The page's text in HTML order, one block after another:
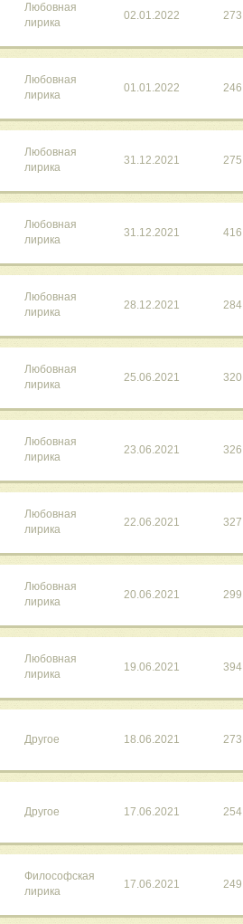
Любовная
лирика
02.01.2022 273
Любовная
лирика
01.01.2022 246
Любовная
лирика
31.12.2021 275
Любовная
лирика
31.12.2021 416
Любовная
лирика
28.12.2021 284
Любовная
лирика
25.06.2021 320
Любовная
лирика
23.06.2021 326
Любовная
лирика
22.06.2021 327
Любовная
лирика
20.06.2021 299
Любовная
лирика
19.06.2021 394
Другое 18.06.2021 273
Другое 17.06.2021 254
Философская
лирика
17.06.2021 249